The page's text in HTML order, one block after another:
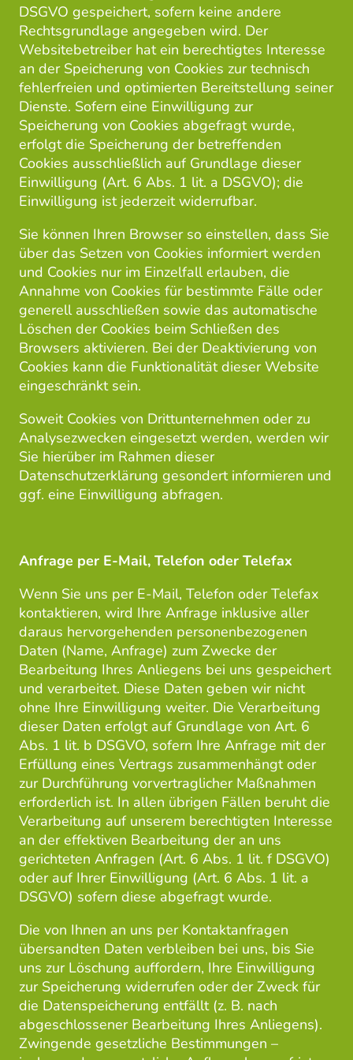
DSGVO gespeichert, sofern keine andere
Rechtsgrundlage angegeben wird. Der
Websitebetreiber hat ein berechtigtes Interesse
an der Speicherung von Cookies zur technisch
fehlerfreien und optimierten Bereitstellung seiner
Dienste. Sofern eine Einwilligung zur
Speicherung von Cookies abgefragt wurde,
erfolgt die Speicherung der betreffenden
Cookies ausschließlich auf Grundlage dieser
Einwilligung (Art. 6 Abs. 1 lit. a DSGVO); die
Einwilligung ist jederzeit widerrufbar.
Sie können Ihren Browser so einstellen, dass Sie
über das Setzen von Cookies informiert werden
und Cookies nur im Einzelfall erlauben, die
Annahme von Cookies für bestimmte Fälle oder
generell ausschließen sowie das automatische
Löschen der Cookies beim Schließen des
Browsers aktivieren. Bei der Deaktivierung von
Cookies kann die Funktionalität dieser Website
eingeschränkt sein.
Soweit Cookies von Drittunternehmen oder zu
Analysezwecken eingesetzt werden, werden wir
Sie hierüber im Rahmen dieser
Datenschutzerklärung gesondert informieren und
ggf. eine Einwilligung abfragen.
Anfrage per E-Mail, Telefon oder Telefax
Wenn Sie uns per E-Mail, Telefon oder Telefax
kontaktieren, wird Ihre Anfrage inklusive aller
daraus hervorgehenden personenbezogenen
Daten (Name, Anfrage) zum Zwecke der
Bearbeitung Ihres Anliegens bei uns gespeichert
und verarbeitet. Diese Daten geben wir nicht
ohne Ihre Einwilligung weiter. Die Verarbeitung
dieser Daten erfolgt auf Grundlage von Art. 6
Abs. 1 lit. b DSGVO, sofern Ihre Anfrage mit der
Erfüllung eines Vertrags zusammenhängt oder
zur Durchführung vorvertraglicher Maßnahmen
erforderlich ist. In allen übrigen Fällen beruht die
Verarbeitung auf unserem berechtigten Interesse
an der effektiven Bearbeitung der an uns
gerichteten Anfragen (Art. 6 Abs. 1 lit. f DSGVO)
oder auf Ihrer Einwilligung (Art. 6 Abs. 1 lit. a
DSGVO) sofern diese abgefragt wurde.
Die von Ihnen an uns per Kontaktanfragen
übersandten Daten verbleiben bei uns, bis Sie
uns zur Löschung auffordern, Ihre Einwilligung
zur Speicherung widerrufen oder der Zweck für
die Datenspeicherung entfällt (z. B. nach
abgeschlossener Bearbeitung Ihres Anliegens).
Zwingende gesetzliche Bestimmungen –